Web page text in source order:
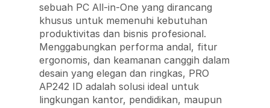
sebuah PC All-in-One yang dirancang
khusus untuk memenuhi kebutuhan
produktivitas dan bisnis profesional.
Menggabungkan performa andal, fitur
ergonomis, dan keamanan canggih dalam
desain yang elegan dan ringkas, PRO
AP242 ID adalah solusi ideal untuk
lingkungan kantor, pendidikan, maupun